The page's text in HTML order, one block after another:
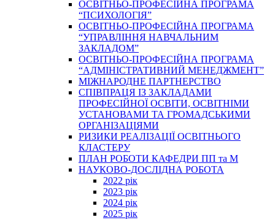
ОСВІТНЬО-ПРОФЕСІЙНА ПРОГРАМА
“ПСИХОЛОГІЯ”
ОСВІТНЬО-ПРОФЕСІЙНА ПРОГРАМА
“УПРАВЛІННЯ НАВЧАЛЬНИМ
ЗАКЛАДОМ”
ОСВІТНЬО-ПРОФЕСІЙНА ПРОГРАМА
“АДМІНІСТРАТИВНИЙ МЕНЕДЖМЕНТ”
МІЖНАРОДНЕ ПАРТНЕРСТВО
СПІВПРАЦЯ ІЗ ЗАКЛАДАМИ
ПРОФЕСІЙНОЇ ОСВІТИ, ОСВІТНІМИ
УСТАНОВАМИ ТА ГРОМАДСЬКИМИ
ОРГАНІЗАЦІЯМИ
РИЗИКИ РЕАЛІЗАЦІЇ ОСВІТНЬОГО
КЛАСТЕРУ
ПЛАН РОБОТИ КАФЕДРИ ПП та М
НАУКОВО-ДОСЛІДНА РОБОТА
2022 рік
2023 рік
2024 рік
2025 рік